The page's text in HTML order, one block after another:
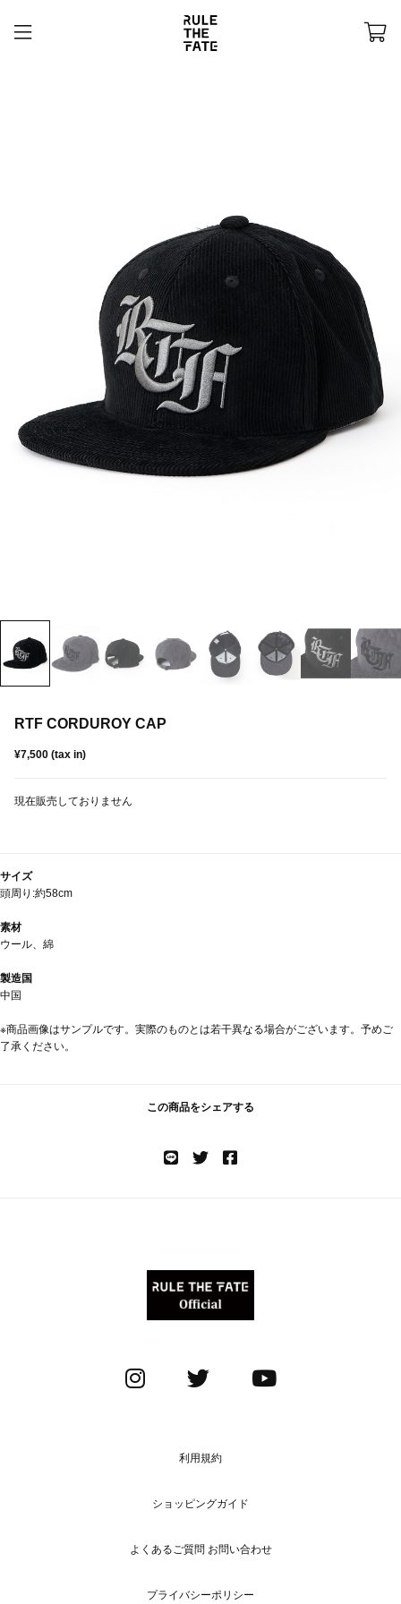
RTF CORDUROY CAP
¥7,500 (tax in)
現在販売しておりません
サイズ
頭周り:約58cm
素材
ウール、綿
製造国
中国
※商品画像はサンプルです。実際のものとは若干異なる場合がございます。予めご
了承ください。
この商品をシェアする
利用規約
ショッピングガイド
よくあるご質問 お問い合わせ
プライバシーポリシー